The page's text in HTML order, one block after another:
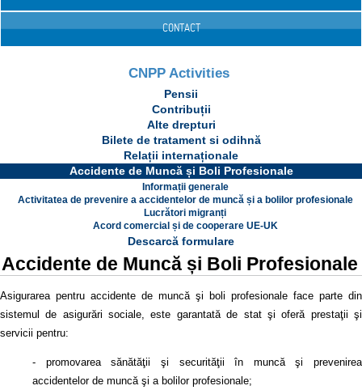
CONTACT
CNPP Activities
Pensii
Contribuții
Alte drepturi
Bilete de tratament si odihnă
Relații internaționale
Accidente de Muncă și Boli Profesionale
Informații generale
Activitatea de prevenire a accidentelor de muncă și a bolilor profesionale
Lucrători migranți
Acord comercial și de cooperare UE-UK
Descarcă formulare
Accidente de Muncă și Boli Profesionale
Asigurarea pentru accidente de muncă şi boli profesionale face parte din
sistemul de asigurări sociale, este garantată de stat şi oferă prestaţii şi
servicii pentru:
- promovarea sănătăţii şi securităţii în muncă şi prevenirea
accidentelor de muncă şi a bolilor profesionale;